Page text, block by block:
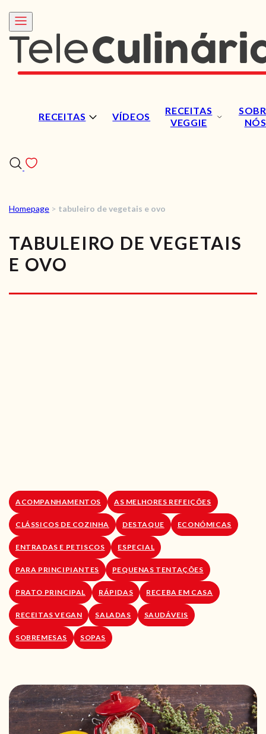
RECEITAS VÍDEOS
RECEITAS
VEGGIE
NÓS
RECEITAS
VÍDEOS
Homepage > tabuleiro de vegetais e ovo
TABULEIRO DE VEGETAIS
E OVO
ACOMPANHAMENTOS AS MELHORES REFEIÇÕES
CLÁSSICOS DE COZINHA DESTAQUE ECONÓMICAS
ENTRADAS E PETISCOS ESPECIAL
PARA PRINCIPIANTES PEQUENAS TENTAÇÕES
PRATO PRINCIPAL RÁPIDAS RECEBA EM CASA
RECEITAS VEGAN SALADAS SAUDÁVEIS
SOBREMESAS SOPAS